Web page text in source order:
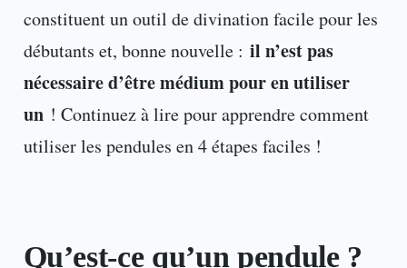
constituent un outil de divination facile pour les
débutants et, bonne nouvelle : il n’est pas
nécessaire d’être médium pour en utiliser
un! Continuez à lire pour apprendre comment
utiliser les pendules en 4 étapes faciles !
Qu’est-ce qu’un pendule ?